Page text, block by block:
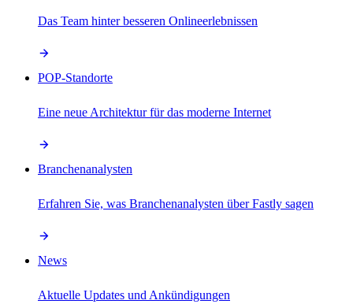
Das Team hinter besseren Onlineerlebnissen
POP-Standorte
Eine neue Architektur für das moderne Internet
Branchenanalysten
Erfahren Sie, was Branchenanalysten über Fastly sagen
News
Aktuelle Updates und Ankündigungen